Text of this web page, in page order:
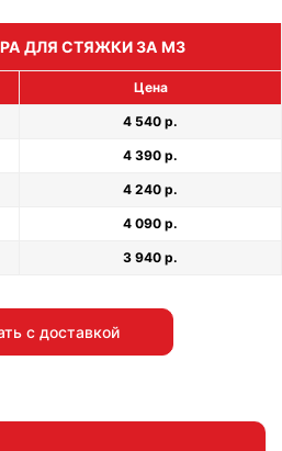
ДЛЯ СТЯЖКИ ЗА М3
Цена
4 540 р.
4 390 р.
4 240 р.
4 090 р.
3 940 р.
с доставкой